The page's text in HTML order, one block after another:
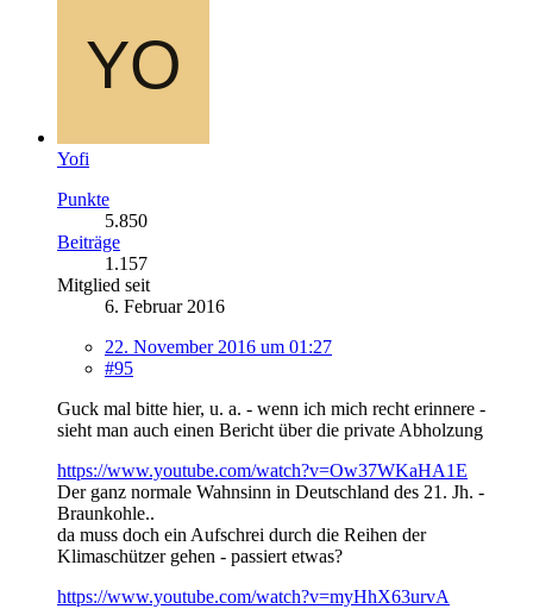
Yofi
Punkte
5.850
Beiträge
1.157
Mitglied seit
6. Februar 2016
22. November 2016 um 01:27
#95
Guck mal bitte hier, u. a. - wenn ich mich recht erinnere -
sieht man auch einen Bericht über die private Abholzung
https://www.youtube.com/watch?v=Ow37WKaHA1E
Der ganz normale Wahnsinn in Deutschland des 21. Jh. -
Braunkohle..
da muss doch ein Aufschrei durch die Reihen der
Klimaschützer gehen - passiert etwas?
https://www.youtube.com/watch?v=myHhX63urvA